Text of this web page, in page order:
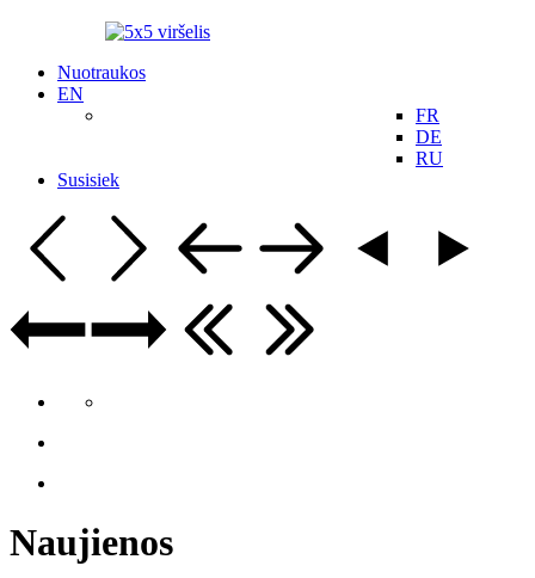
Nuotraukos
EN
FR
DE
RU
Susisiek
Naujienos